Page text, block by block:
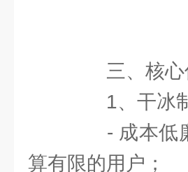
三、核心
1、干冰制
- 成本低廉
算有限的用户；